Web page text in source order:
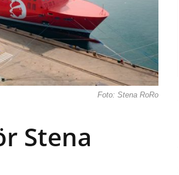
Foto: Stena RoRo
Stena